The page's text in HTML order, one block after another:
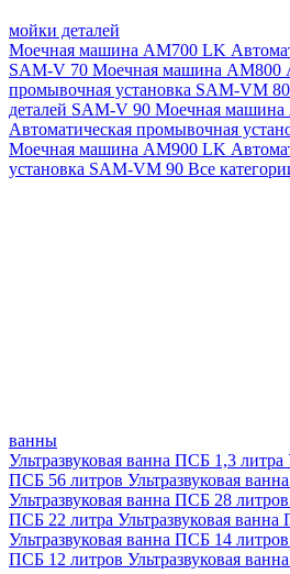
мойки деталей
Моечная машина AM700 LK
SAM-V 70 Моечная машина АМ800
промывочная установка SAM-VM 80
деталей SAM-V 90 Моечная
Автоматическая промывочная
Моечная машина AM900 LK
установка SAM-VM 90 Все
ванны
Ультразвуковая ванна ПСБ 1,3 литра
ПСБ 56 литров Ультразвуковая
Ультразвуковая ванна ПСБ 28 литров
ПСБ 22 литра Ультразвуковая
Ультразвуковая ванна ПСБ 14 литров
ПСБ 12 литров Ультразвуковая